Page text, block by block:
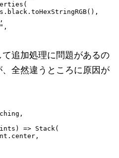
追加処理に問題があるの
全然違うところに原因が
=> Stack(